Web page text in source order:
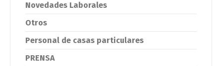
Novedades Laborales
Otros
Personal de casas particulares
PRENSA